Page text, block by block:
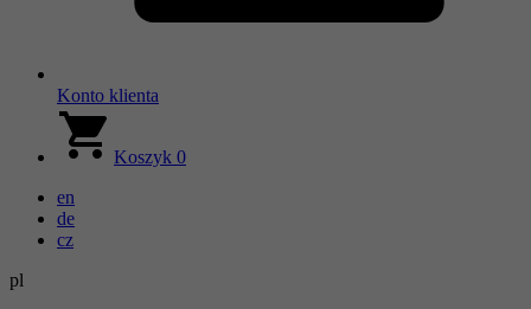
Konto klienta
Koszyk 0
en
de
cz
pl